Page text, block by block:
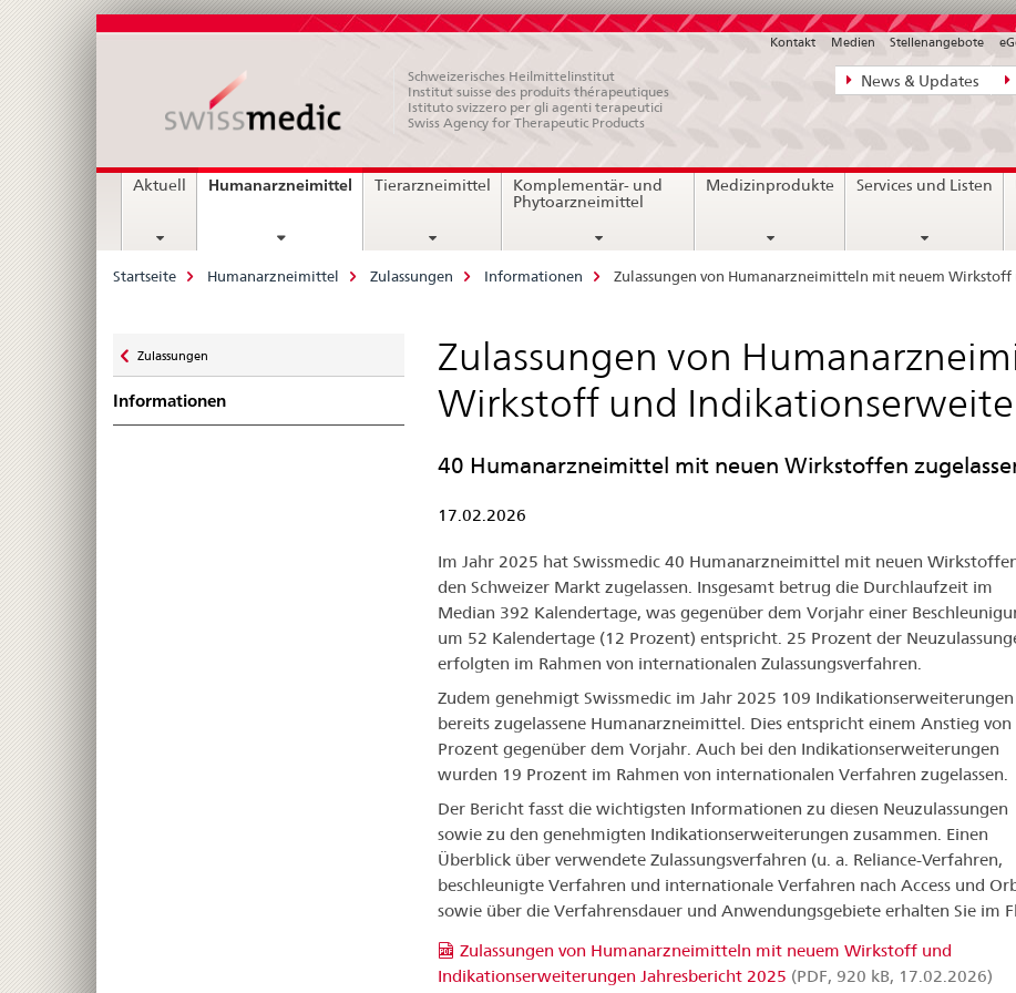
News,
Kontakt
News & Updates
Kontakt Medien Stellenangebote
Schweizerisches Heilmittelinstitut
Institut suisse des produits thérapeutiques
Istituto svizzero per gli agenti terapeutici
Swiss Agency for Therapeutic Products
Hauptnavigation
Aktuell Humanarzneimittel current
Tierarzneimittel
Komplementär- und
Phytoarzneimittel
Medizinprodukte Services und Listen
Breadcrumb
Startseite Humanarzneimittel Zulassungen Informationen Zulassungen von Humanarzneimitteln mit neuem
zu
Zulassungen
Informationen
Zulassungen von
Wirkstoff und
40 Humanarzneimittel mit neuen Wirkstoffen
17.02.2026
Im Jahr 2025 hat Swissmedic 40 Humanarzneimittel mit neuen
den Schweizer Markt zugelassen. Insgesamt betrug die Durchlaufzeit im
Median 392 Kalendertage, was gegenüber dem Vorjahr einer
um 52 Kalendertage (12 Prozent) entspricht. 25 Prozent der
erfolgten im Rahmen von internationalen Zulassungsverfahren.
Zudem genehmigt Swissmedic im Jahr 2025 109
bereits zugelassene Humanarzneimittel. Dies entspricht einem Anstieg von
Prozent gegenüber dem Vorjahr. Auch bei den Indikationserweiterungen
wurden 19 Prozent im Rahmen von internationalen Verfahren zugelassen.
Der Bericht fasst die wichtigsten Informationen zu diesen Neuzulassungen
sowie zu den genehmigten Indikationserweiterungen zusammen. Einen
Überblick über verwendete Zulassungsverfahren (u. a. Reliance-Verfahren,
beschleunigte Verfahren und internationale Verfahren nach Access und
sowie über die Verfahrensdauer und Anwendungsgebiete erhalten Sie im
Zulassungen von Humanarzneimitteln mit neuem Wirkstoff und
Indikationserweiterungen Jahresbericht 2025 (PDF, 920 kB, 17.02.2026)